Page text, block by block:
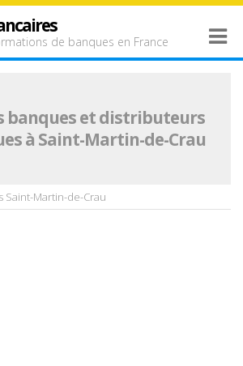
de banques en France
banques et distributeurs
à Saint-Martin-de-Crau
Saint-Martin-de-Crau